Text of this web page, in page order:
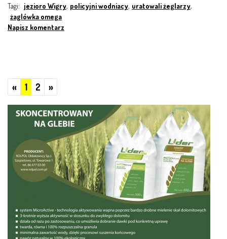
Tagi: jezioro Wigry, policyjni wodniacy, uratowali żeglarzy,
żaglówka omega
Napisz komentarz
«Poprzednie
1 2 »Następne